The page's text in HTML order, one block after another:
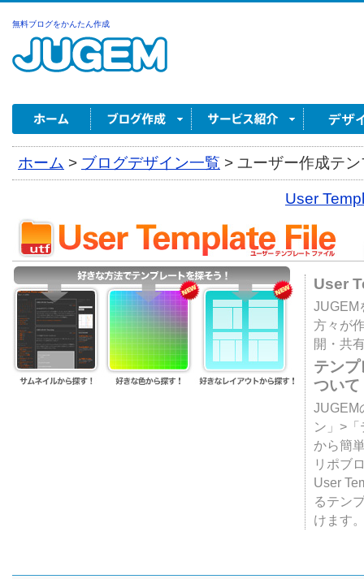
無料ブログをかんたん作成
ホーム > ブログデザイン一覧 > ユーザー作成テ
User
User
JUGEM
方々が
開・共
テン
ついて
JUGEM
ン」>
から簡
リポブ
User
るテン
けます